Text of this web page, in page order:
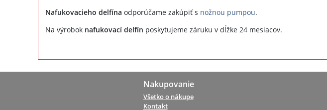
Nafukovacieho delfína odporúčame zakúpiť s nožnou pumpou.
Na výrobok nafukovací delfín poskytujeme záruku v dĺžke 24 mesiacov.
Nakupovanie
Všetko o nákupe
Kontakt